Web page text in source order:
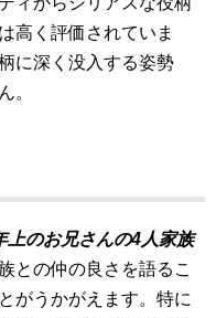
高く評価されていま
に深く没入する姿勢
。
上のお兄さんの4人家族
との仲の良さを語るこ
がうかがえます。特に